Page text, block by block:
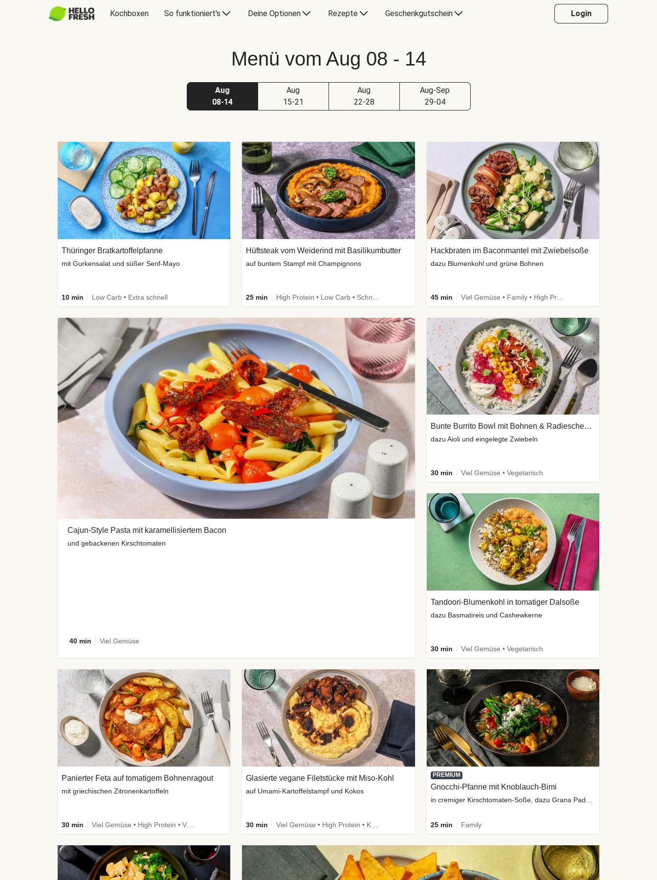
Kochboxen So funktioniert's Deine Optionen Rezepte Geschenkgutschein Login
Menü vom Aug 08 - 14
Aug
08-14
Aug
15-21
Aug
22-28
Aug-Sep
29-04
Cajun-Style Pasta mit karamellisiertem Bacon
und gebackenen Kirschtomaten
40 min Viel Gemüse
Thüringer Bratkartoffelpfanne
mit Gurkensalat und süßer Senf-Mayo
10 min Low Carb • Extra schnell
Hüftsteak vom Weiderind mit Basilikumbutter
auf buntem Stampf mit Champignons
25 min
Hackbraten im Baconmantel mit Zwiebelsoße
dazu Blumenkohl und grüne Bohnen
45 min Viel Gemüse • Family • High Protein • Low Carb
Bunte Burrito Bowl mit Bohnen & Radieschen-Salsa
dazu Aioli und eingelegte Zwiebeln
30 min Viel Gemüse • Vegetarisch
Tandoori-Blumenkohl in tomatiger Dalsoße
dazu Basmatireis und Cashewkerne
30 min Viel Gemüse • Vegetarisch
Panierter Feta auf tomatigem Bohnenragout
mit griechischen Zitronenkartoffeln
30 min Viel Gemüse • High Protein • Vegetarisch
Glasierte vegane Filetstücke mit Miso-Kohl
auf Umami-Kartoffelstampf und Kokos
30 min
PREMIUM
Gnocchi-Pfanne mit Knoblauch-Bimi
in cremiger Kirschtomaten-Soße, dazu Grana Padano-Topping
25 min Family